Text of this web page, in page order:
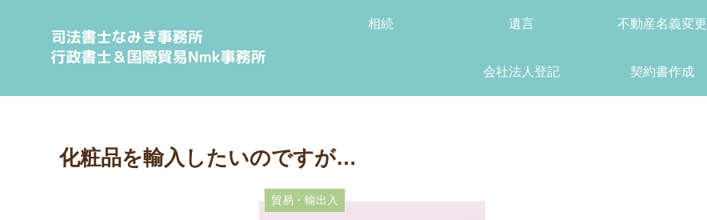
相続 遺言 不動産名義変更
会社法人登記 契約書作成
化粧品を輸入したいのですが…
貿易・輸出入